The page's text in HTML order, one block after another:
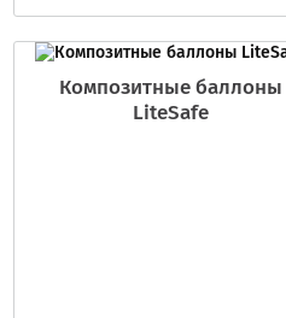
Композитные баллоны
LiteSafe